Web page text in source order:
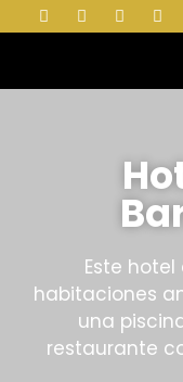
Este
habitaciones
una
restaurante